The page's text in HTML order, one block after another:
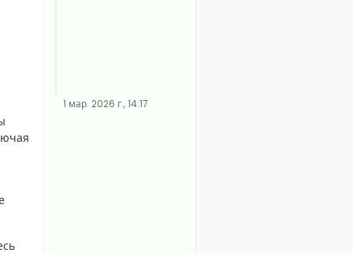
1 мар. 2026 г., 14:17